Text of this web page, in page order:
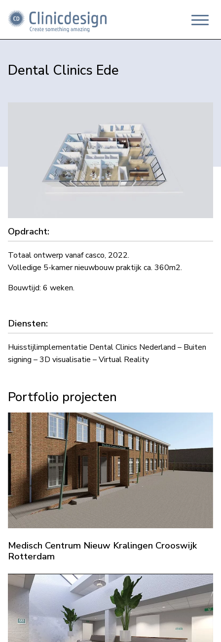
Dental Clinics Ede
Opdracht:
Totaal ontwerp vanaf casco, 2022.
Volledige 5-kamer nieuwbouw praktijk ca. 360m2.
Bouwtijd: 6 weken.
Diensten:
Huisstijlimplementatie Dental Clinics Nederland – Buiten
signing – 3D visualisatie – Virtual Reality
Portfolio projecten
Medisch Centrum Nieuw Kralingen Crooswijk
Rotterdam